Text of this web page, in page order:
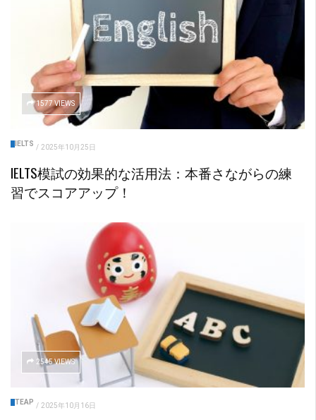
1577 VIEWS
IELTS / 2025年10月25日
IELTS模試の効果的な活用法：本番さながらの練
習でスコアアップ！
2545 VIEWS
TEAP / 2025年10月16日